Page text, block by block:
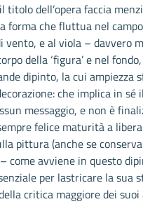
titolo dell’opera faccia
forma che fluttua nel
vento, e al viola – davvero
della ‘figura’ e nel
dipinto, la cui ampiezza
che implica in sé
messaggio, e non è
felice maturità a
pittura (anche se
come avviene in questo
per lastricare la
critica maggiore dei